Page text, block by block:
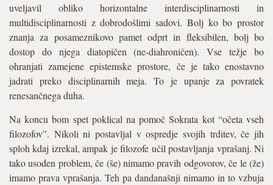
uveljavil obliko horizontalne interdisciplinarnosti in
multidisciplinarnosti z dobrodošlimi sadovi. Bolj ko bo prostor
znanja za posameznikovo pamet odprt in fleksibilen, bolj bo
dostop do njega diatopičen (ne-diahroničen). Vse težje bo
ohranjati zamejene epistemske prostore, če je tako enostavno
jadrati preko disciplinarnih meja. To je upanje za povratek
renesančnega duha.
Na koncu bom spet poklical na pomoč Sokrata kot “očeta vseh
filozofov”. Nikoli ni postavljal v ospredje svojih trditev, če jih
sploh kdaj izrekal, ampak je filozofe učil postavljanja vprašanj. Ni
tako usoden problem, če (še) nimamo pravih odgovorov, če le (že)
imamo prava vprašanja. Teh pa dandanašnji nimamo in to vzbuja